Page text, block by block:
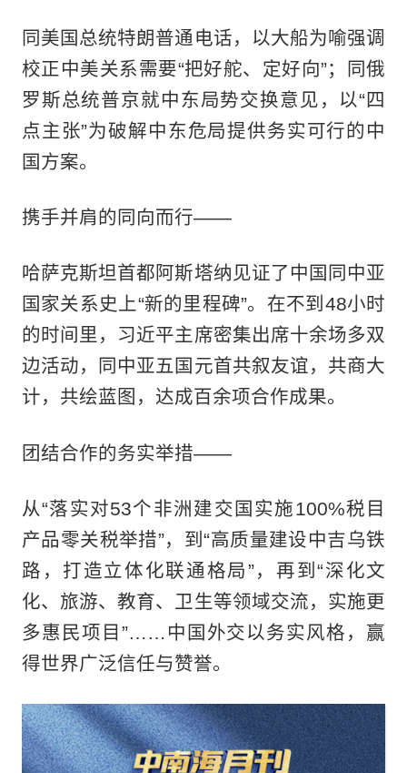
同美国总统特朗普通电话，以大船为喻强调
校正中美关系需要“把好舵、定好向”；同俄
罗斯总统普京就中东局势交换意见，以“四
点主张”为破解中东危局提供务实可行的中
国方案。
携手并肩的同向而行——
哈萨克斯坦首都阿斯塔纳见证了中国同中亚
国家关系史上“新的里程碑”。在不到48小时
的时间里，习近平主席密集出席十余场多双
边活动，同中亚五国元首共叙友谊，共商大
计，共绘蓝图，达成百余项合作成果。
团结合作的务实举措——
从“落实对53个非洲建交国实施100%税目
产品零关税举措”，到“高质量建设中吉乌铁
路，打造立体化联通格局”，再到“深化文
化、旅游、教育、卫生等领域交流，实施更
多惠民项目”……中国外交以务实风格，赢
得世界广泛信任与赞誉。